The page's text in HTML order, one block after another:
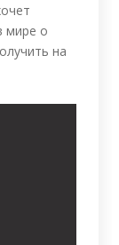
мире о
на